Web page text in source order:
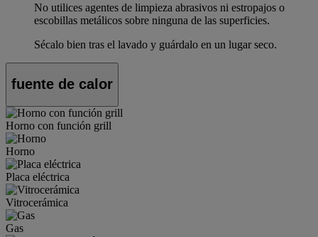
No utilices agentes de limpieza abrasivos ni estropajos o
escobillas metálicos sobre ninguna de las superficies.
Sécalo bien tras el lavado y guárdalo en un lugar seco.
fuente de calor
Horno con función grill
Horno
Placa eléctrica
Vitrocerámica
Gas